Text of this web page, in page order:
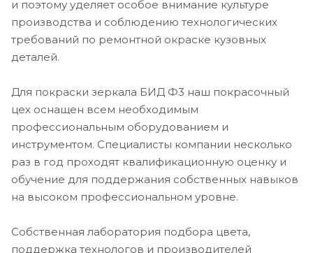
и поэтому уделяет особое внимание культуре
производства и соблюдению технологических
требований по ремонтной окраске кузовных
деталей.
Для покраски зеркала БИД Ф3 наш покрасочный
цех оснащен всем необходимым
профессиональным оборудованием и
инструментом. Специалисты компании несколько
раз в год проходят квалификационную оценку и
обучение для поддержания собственных навыков
на высоком профессиональном уровне.
Собственная лаборатория подбора цвета,
поддержка технологов и производителей